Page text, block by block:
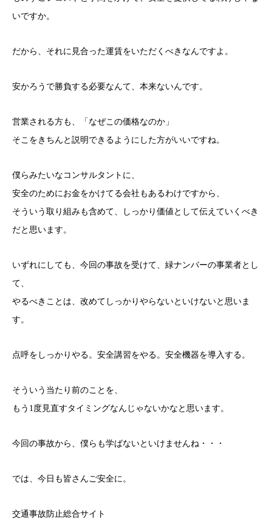
いですか。
だから、それに見合った運賃をいただくべきなんですよ。
安かろうで勝負する必要なんて、本来ないんです。
営業される方も、「なぜこの価格なのか」
そこをきちんと説明できるようにした方がいいですね。
僕らみたいなコンサルタントに、
安全のためにお金をかけてる会社もあるわけですから、
そういう取り組みも含めて、しっかり価値として伝えていくべき
だと思います。
いずれにしても、今回の事故を受けて、緑ナンバーの事業者とし
て、
やるべきことは、改めてしっかりやらないといけないと思いま
す。
点呼をしっかりやる。安全講習をやる。安全機器を導入する。
そういう当たり前のことを、
もう1度見直すタイミングなんじゃないかなと思います。
今回の事故から、僕らも学ばないといけませんね・・・
では、今日も皆さんご安全に。
交通事故防止総合サイト